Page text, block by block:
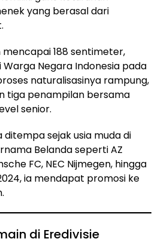
yang berasal dari
188 sentimeter,
Negara Indonesia pada
naturalisasinya rampung,
tiga penampilan bersama
senior.
sejak usia muda di
Belanda seperti AZ
FC, NEC Nijmegen, hingga
ia mendapat promosi ke
di Eredivisie